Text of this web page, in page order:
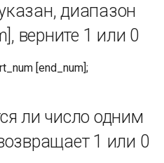
диапазон
верните 1 или 0
[end_num];
ли число одним
1 или 0